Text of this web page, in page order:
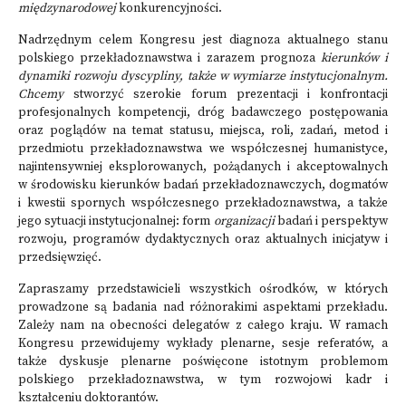
międzynarodowejkonkurencyjności.
Nadrzędnym celem Kongresu jest diagnoza aktualnego stanu
polskiego przekładoznawstwa i zarazem prognoza kierunków i
dynamiki rozwoju dyscypliny, także w wymiarze instytucjonalnym.
Chcemy stworzyć szerokie forum prezentacji i konfrontacji
profesjonalnych kompetencji, dróg badawczego postępowania
oraz poglądów na temat statusu, miejsca, roli, zadań, metod i
przedmiotu przekładoznawstwa we współczesnej humanistyce,
najintensywniej eksplorowanych, pożądanych i akceptowalnych
w środowisku kierunków badań przekładoznawczych, dogmatów
i kwestii spornych współczesnego przekładoznawstwa, a także
jego sytuacji instytucjonalnej: form organizacji badań i perspektyw
rozwoju, programów dydaktycznych oraz aktualnych inicjatyw i
przedsięwzięć.
Zapraszamy przedstawicieli wszystkich ośrodków, w których
prowadzone są badania nad różnorakimi aspektami przekładu.
Zależy nam na obecności delegatów z całego kraju. W ramach
Kongresu przewidujemy wykłady plenarne, sesje referatów, a
także dyskusje plenarne poświęcone istotnym problemom
polskiego przekładoznawstwa, w tym rozwojowi kadr i
kształceniu doktorantów.